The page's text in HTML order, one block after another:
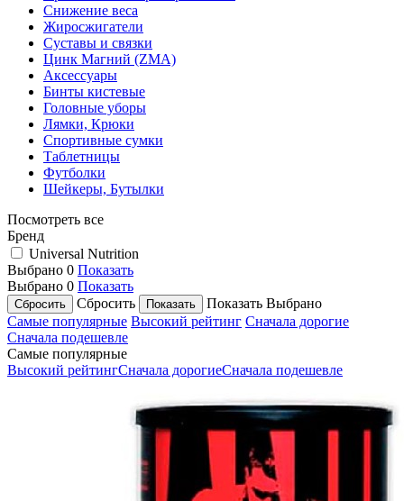
Снижение веса
Жиросжигатели
Суставы и связки
Цинк Магний (ZMA)
Аксессуары
Бинты кистевые
Головные уборы
Лямки, Крюки
Спортивные сумки
Таблетницы
Футболки
Шейкеры, Бутылки
Посмотреть все
Бренд
Universal Nutrition
Выбрано 0 Показать
Выбрано 0 Показать
Сбросить
Показать Выбрано
Самые популярные Высокий рейтинг Сначала дорогие
Сначала подешевле
Самые популярные
Высокий рейтингСначала дорогиеСначала подешевле